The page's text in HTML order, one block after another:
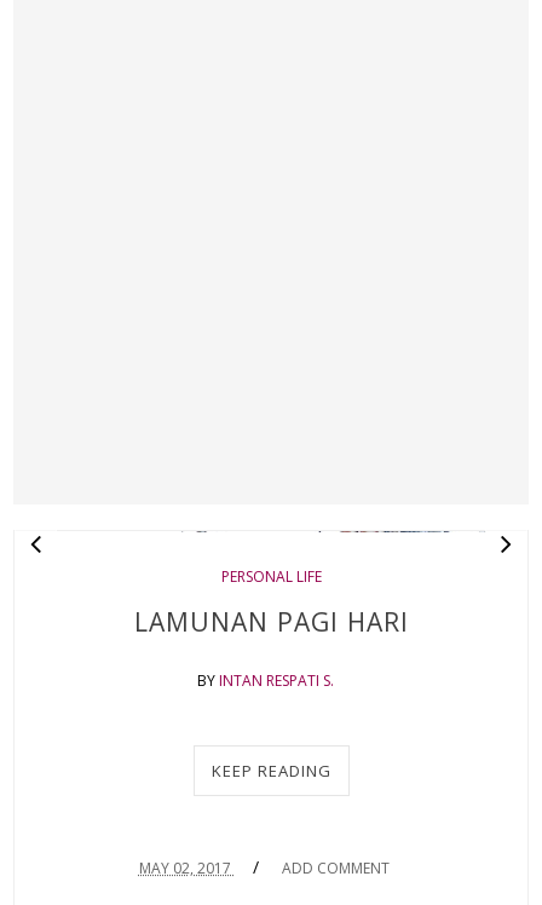
PERSONAL LIFE
LAMUNAN PAGI HARI
BYINTAN RESPATI S.
KEEP READING
MAY 02, 2017 / ADD COMMENT